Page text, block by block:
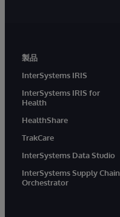
製品
InterSystems IRIS
InterSystems IRIS for
Health
HealthShare
TrakCare
InterSystems Data Studio
InterSystems Supply Chain
Orchestrator